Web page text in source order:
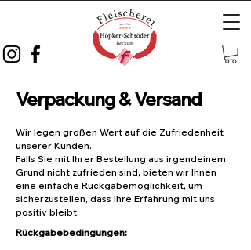
Verpackung & Versand
Wir legen großen Wert auf die Zufriedenheit
unserer Kunden.
Falls Sie mit Ihrer Bestellung aus irgendeinem
Grund nicht zufrieden sind, bieten wir Ihnen
eine einfache Rückgabemöglichkeit, um
sicherzustellen, dass Ihre Erfahrung mit uns
positiv bleibt.
Rückgabebedingungen: